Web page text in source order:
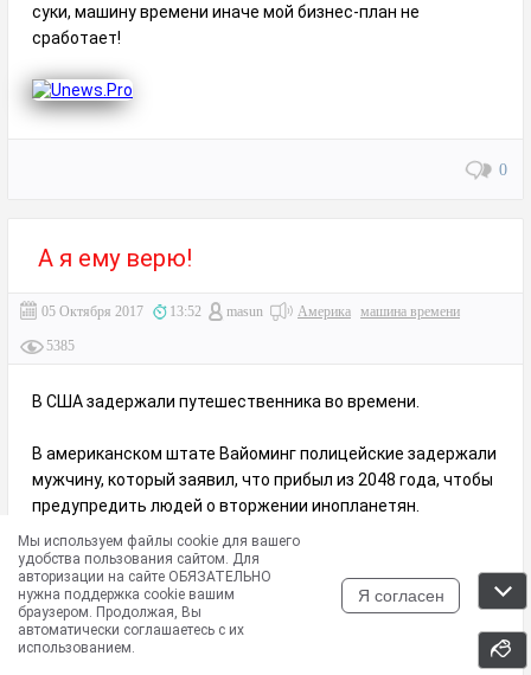
суки, машину времени иначе мой бизнес-план не
сработает!
0
А я ему верю!
05 Октября 2017 13:52 masun Америка машина времени
5385
В США задержали путешественника во времени.
В американском штате Вайоминг полицейские задержали
мужчину, который заявил, что прибыл из 2048 года, чтобы
предупредить людей о вторжении инопланетян.
Об этом сообщает KCWY.
Отмечается, что эту историю мужчина рассказал
сотрудникам полиции города Каспер, когда они
задержали его из-за нахождения в состоянии
Мы используем файлы cookie для вашего
удобства пользования сайтом. Для
авторизации на сайте ОБЯЗАТЕЛЬНО
нужна поддержка cookie вашим
браузером. Продолжая, Вы
автоматически соглашаетесь с их
использованием.
Я согласен